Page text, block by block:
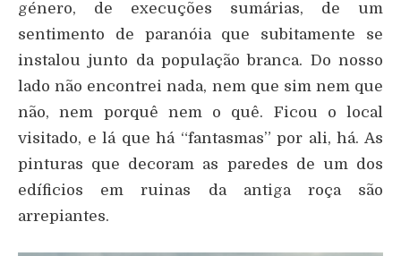
género, de execuções sumárias, de um
sentimento de paranóia que subitamente se
instalou junto da população branca. Do nosso
lado não encontrei nada, nem que sim nem que
não, nem porquê nem o quê. Ficou o local
visitado, e lá que há “fantasmas” por ali, há. As
pinturas que decoram as paredes de um dos
edíficios em ruinas da antiga roça são
arrepiantes.